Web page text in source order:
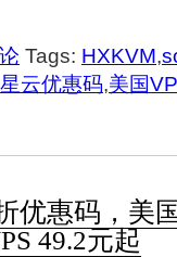
Tags: HXKVM,
云优惠码,美国
优惠码，美
49.2元起